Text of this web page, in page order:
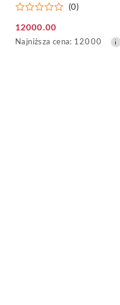
(0)
Cena
promocyjna:
12000.00
Najniższa
Najniższa cena: 12000